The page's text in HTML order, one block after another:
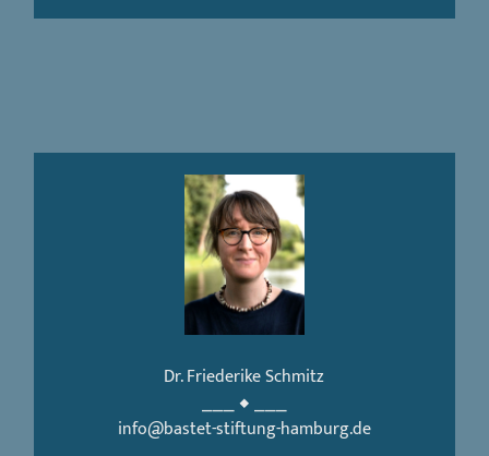
Dr. Friederike Schmitz
⎯⎯⎯ ◆ ⎯⎯⎯
info@bastet-stiftung-hamburg.de